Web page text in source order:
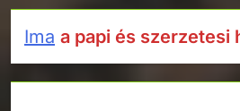
Ima a papi és szerzetesi